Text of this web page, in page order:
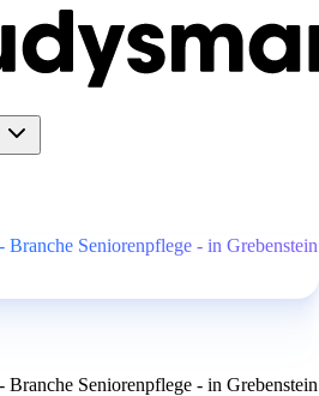
Seniorenpflege - in Grebenstein
Seniorenpflege - in Grebenstein